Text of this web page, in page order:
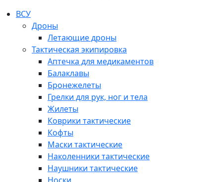
ВСУ
Дроны
Летающие дроны
Тактическая экипировка
Аптечка для медикаментов
Балаклавы
Бронежелеты
Грелки для рук, ног и тела
Жилеты
Коврики тактические
Кофты
Маски тактические
Наколенники тактические
Наушники тактические